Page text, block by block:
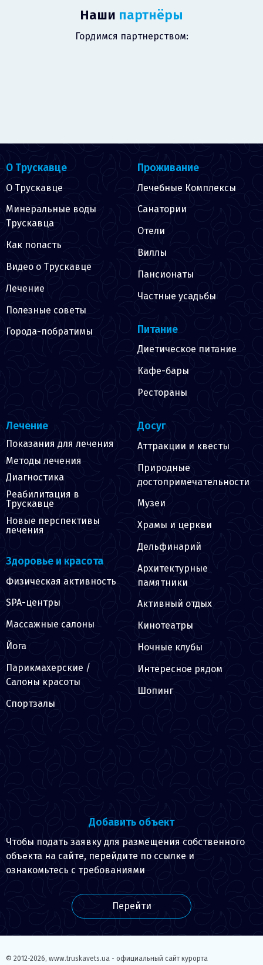
Наши партнёры
Гордимся партнерством:
О Трускавце
О Трускавце
Минеральные воды
Трускавца
Как попасть
Видео о Трускавце
Лечение
Полезные советы
Города-побратимы
Проживание
Лечебные Комплексы
Санатории
Отели
Виллы
Пансионаты
Частные усадьбы
Питание
Диетическое питание
Кафе-бары
Рестораны
Лечение
Показания для лечения
Методы лечения
Диагностика
Реабилитация в
Трускавце
Новые перспективы
лечения
Здоровье и красота
Физическая активность
SPA-центры
Массажные салоны
Йога
Парикмахерские /
Салоны красоты
Спортзалы
Досуг
Аттракции и квесты
Природные
достопримечательности
Музеи
Храмы и церкви
Дельфинарий
Архитектурные
памятники
Активный отдых
Кинотеатры
Ночные клубы
Интересное рядом
Шопинг
Добавить объект
Чтобы подать заявку для размещения собственного
объекта на сайте, перейдите по ссылке и
ознакомьтесь с требованиями
Перейти
© 2012-2026, www.truskavets.ua - официальный сайт курорта